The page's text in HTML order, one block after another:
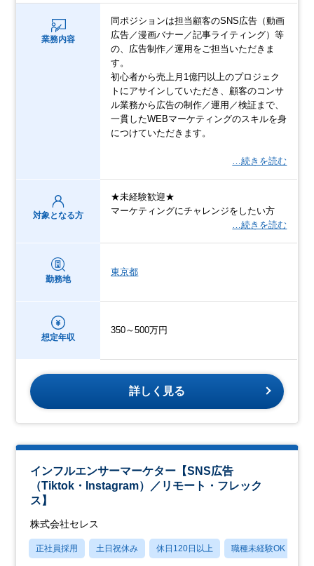
業務内容
同ポジションは担当顧客のSNS広告（動画
広告／漫画バナー／記事ライティング）等
の、広告制作／運用をご担当いただきま
す。
初心者から売上月1億円以上のプロジェク
トにアサインしていただき、顧客のコンサ
ル業務から広告の制作／運用／検証まで、
一貫したWEBマーケティングのスキルを身
につけていただきます。
…続きを読む
対象となる方
★未経験歓迎★
マーケティングにチャレンジをしたい方
…続きを読む
勤務地
東京都
想定年収
350～500万円
詳しく見る
インフルエンサーマーケター【SNS広告
（Tiktok・Instagram）／リモート・フレック
ス】
株式会社セレス
正社員採用 土日祝休み 休日120日以上 職種未経験OK